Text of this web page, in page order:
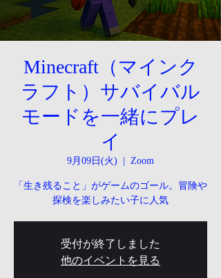
Minecraft（マインク
ラフト）サバイバル
モードを一緒にプレ
イ
9月09日(火) Zoom
「生き残ること」がゲームのゴール。冒険や
探検を楽しみたい子に人気
受付が終了しました
他のイベントを見る